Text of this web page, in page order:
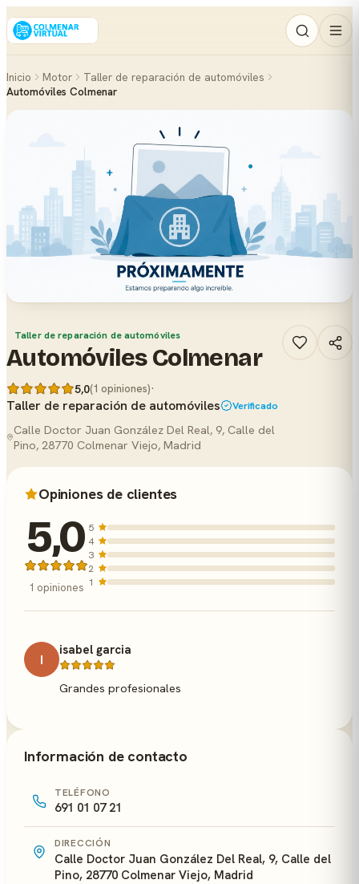
Inicio Motor
Taller de reparación de automóviles
Automóviles Colmenar
Taller de reparación de automóviles
Automóviles Colmenar
5,0(1 opiniones)·
Taller de reparación de automóviles
Verificado
Calle Doctor Juan González Del Real, 9, Calle del
Pino, 28770 Colmenar Viejo, Madrid
Opiniones de clientes
5,0
1 opiniones
5
4
3
2
1
I
isabel garcia
Grandes profesionales
Información de contacto
TELÉFONO
691 01 07 21
DIRECCIÓN
Calle Doctor Juan González Del Real, 9, Calle del
Pino, 28770 Colmenar Viejo, Madrid